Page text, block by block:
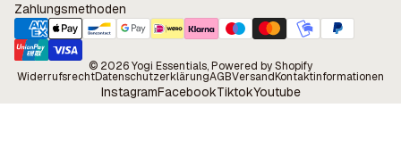
Zahlungsmethoden
© 2026Yogi Essentials, Powered by Shopify
WiderrufsrechtDatenschutzerklärungAGBVersandKontaktinformationen
InstagramFacebookTiktokYoutube